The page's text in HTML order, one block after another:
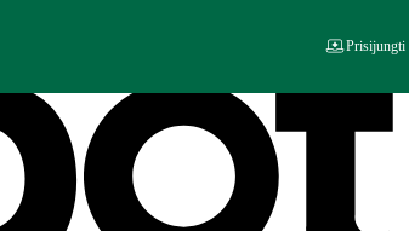
Prisijungti